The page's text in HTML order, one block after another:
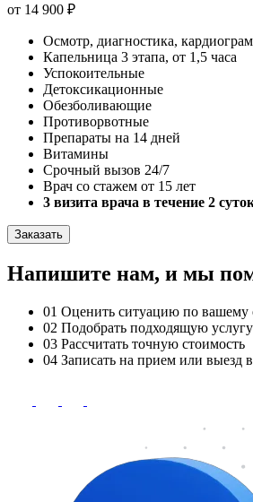
от 14 900 ₽
Осмотр, диагностика,
Капельница 3 этапа, от 1,5 часа
Успокоительные
Детоксикационные
Обезболивающие
Противорвотные
Препараты на 14 дней
Витамины
Срочный вызов 24/7
Врач со стажем от 15 лет
3 визита врача в течение 2
Заказать
Напишите нам, и мы
01 Оценить ситуацию по
02 Подобрать подходящую
03 Рассчитать точную стоимость
04 Записать на прием или выезд